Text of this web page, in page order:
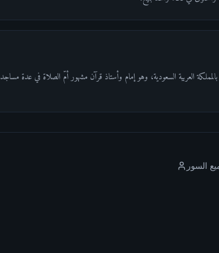
العربية السعودية، وهو إمام وأستاذ قرآن مشهور أمّ الصلاة في عدة مساجد
السور